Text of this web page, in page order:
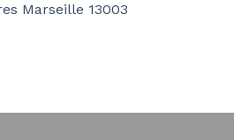
Marseille 13003